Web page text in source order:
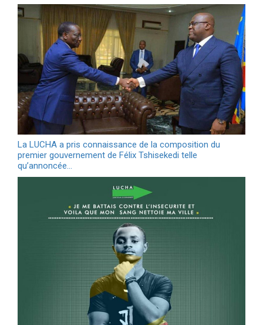
La LUCHA a pris connaissance de la composition du
premier gouvernement de Félix Tshisekedi telle
qu’annoncée…